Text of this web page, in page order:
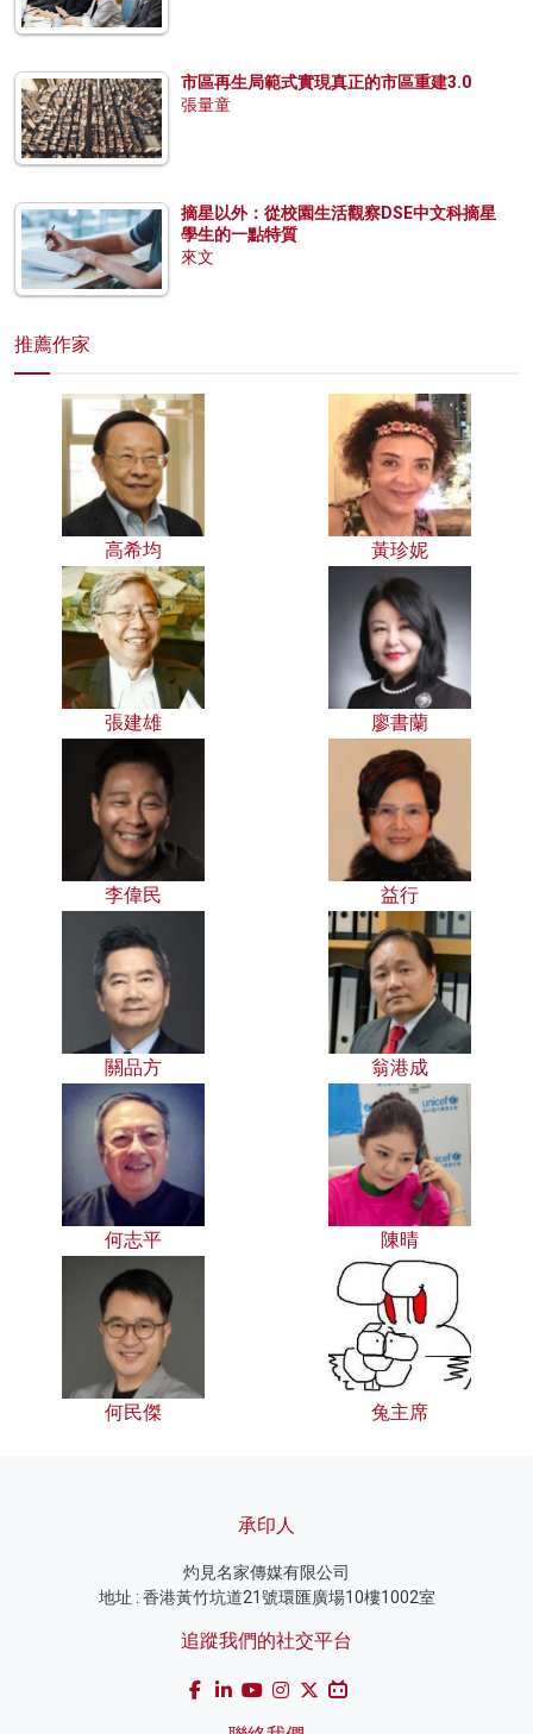
市區再生局範式實現真正的市區重建3.0
張量童
摘星以外：從校園生活觀察DSE中文科摘星
學生的一點特質
來文
推薦作家
高希均 黃珍妮
張建雄 廖書蘭
李偉民 益行
關品方 翁港成
何志平 陳晴
何民傑 兔主席
承印人
灼見名家傳媒有限公司
地址 : 香港黃竹坑道21號環匯廣場10樓1002室
追蹤我們的社交平台